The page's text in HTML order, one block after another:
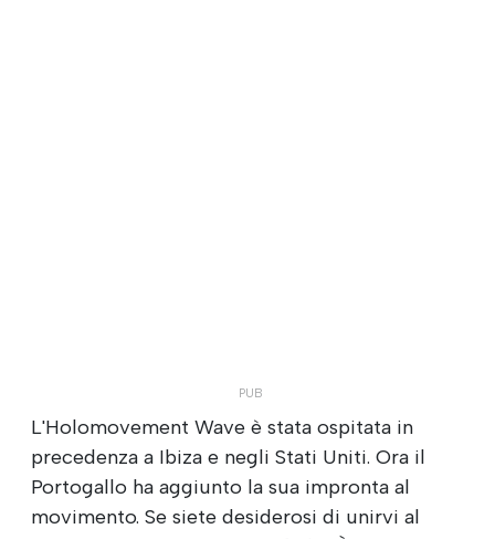
L'Holomovement Wave è stata ospitata in
precedenza a Ibiza e negli Stati Uniti. Ora il
Portogallo ha aggiunto la sua impronta al
movimento. Se siete desiderosi di unirvi al